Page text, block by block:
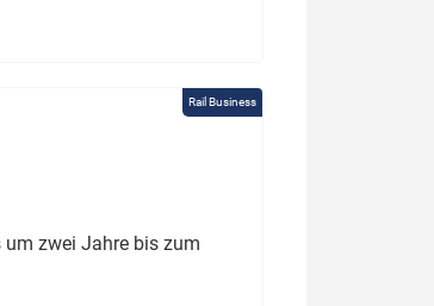
Rail Business
um zwei Jahre bis zum